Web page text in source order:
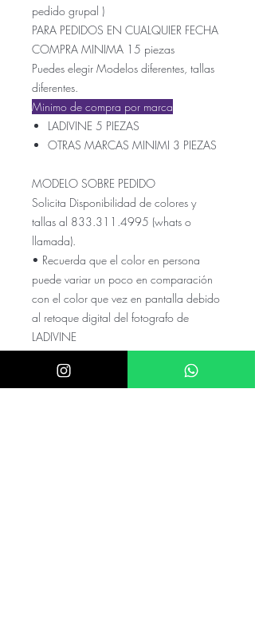
pedido grupal )
PARA PEDIDOS EN CUALQUIER FECHA
COMPRA MINIMA 15 piezas
Puedes elegir Modelos diferentes, tallas
diferentes.
Minimo de compra por marca
LADIVINE 5 PIEZAS
OTRAS MARCAS MINIMI 3 PIEZAS
MODELO SOBRE PEDIDO
Solicita Disponibilidad de colores y
tallas al 833.311.4995 (whats o
llamada).
• Recuerda que el color en persona
puede variar un poco en comparación
con el color que vez en pantalla debido
al retoque digital del fotografo de
LADIVINE
El precio NO incluye el envio a tu